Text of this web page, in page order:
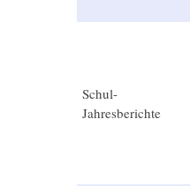
Schul-
Jahresberichte